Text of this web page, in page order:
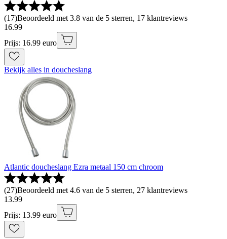
(17)Beoordeeld met 3.8 van de 5 sterren, 17 klantreviews
16.99
Prijs: 16.99 euro
Bekijk alles in doucheslang
Atlantic doucheslang Ezra metaal 150 cm chroom
(27)Beoordeeld met 4.6 van de 5 sterren, 27 klantreviews
13.99
Prijs: 13.99 euro